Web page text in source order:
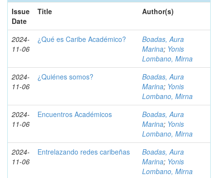
Issue
Date
Title Author(s)
2024-
11-06
¿Qué es Caribe Académico?
Boadas, Aura
Marina; Yonis
Lombano, Mirna
2024-
11-06
¿Quiénes somos?
Boadas, Aura
Marina; Yonis
Lombano, Mirna
2024-
11-06
Encuentros Académicos
Boadas, Aura
Marina; Yonis
Lombano, Mirna
2024-
11-06
Entrelazando redes caribeñas
Boadas, Aura
Marina; Yonis
Lombano, Mirna